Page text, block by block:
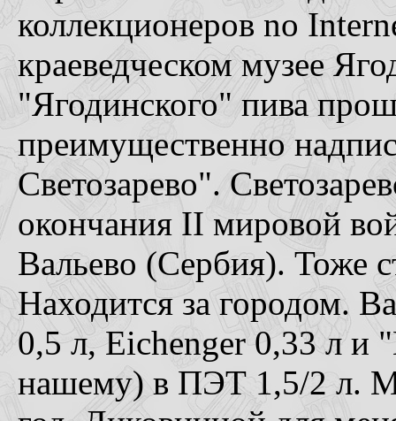
коллекционеров no
краеведческом музее
"Ягодинского" пива
преимущественно
Светозарево".
окончания II мировой
Вальево (Сербия). Тоже
Находится за городом.
0,5 л, Eichenger 0,33 л и
нашему) в ПЭТ 1,5/2 л.